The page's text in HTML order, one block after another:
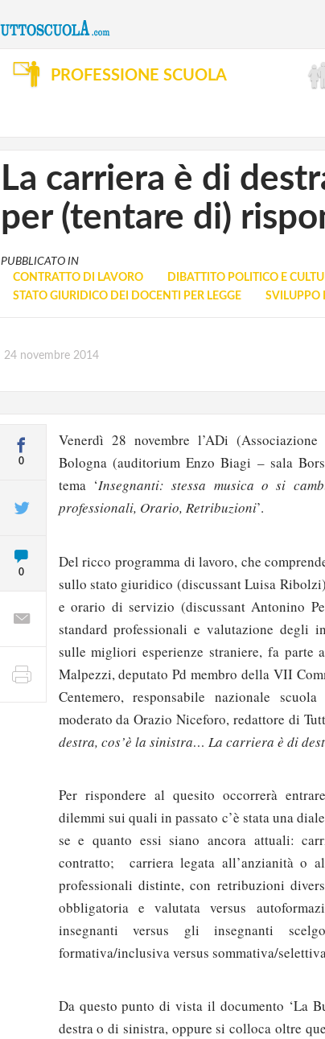
PROFESSIONE SCUOLA
La carriera è di
per (tentare di)
PUBBLICATO IN
CONTRATTO DI LAVORO
DIBATTITO POLITICO E
STATO GIURIDICO DEI DOCENTI PER LEGGE
SVILUPPO
24 novembre 2014
0
0
Venerdì 28 novembre l’ADi
Bologna (auditorium Enzo Biagi – sala
tema ‘Insegnanti: stessa musica o si
professionali, Orario, Retribuzioni’.
Del ricco programma di lavoro, che
sullo stato giuridico (discussant Luisa
e orario di servizio (discussant Antonino
standard professionali e valutazione degli
sulle migliori esperienze straniere, fa parte
Malpezzi, deputato Pd membro della VII
Centemero, responsabile nazionale
moderato da Orazio Niceforo, redattore di
destra, cos’è la sinistra… La carriera è di
Per rispondere al quesito occorrerà
dilemmi sui quali in passato c’è stata una
se e quanto essi siano ancora attuali:
contratto; carriera legata all’anzianità o
professionali distinte, con retribuzioni
obbligatoria e valutata versus
insegnanti versus gli insegnanti
formativa/inclusiva versus sommativa/
Da questo punto di vista il documento ‘La
destra o di sinistra, oppure si colloca oltre